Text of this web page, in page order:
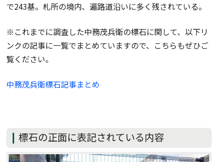
で243基。札所の境内、遍路道沿いに多く残されている。
※これまでに調査した中務茂兵衛の標石に関して、以下リ
ンクの記事に一覧でまとめていますので、こちらもぜひご
覧ください。
中務茂兵衛標石記事まとめ
標石の正面に表記されている内容